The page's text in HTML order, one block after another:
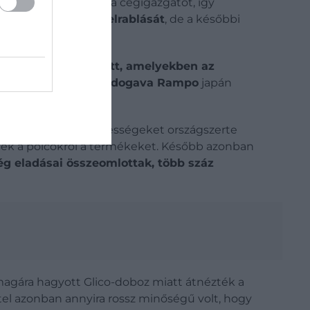
e meg saját elrablását, de a későbbi
leveleket kapott, amelyekben az
Edogava Rampo japán
, és az édességeket országszerte
a polcokról a termékeket. Később azonban
eladásai összeomlottak, több száz
hagyott Glico-doboz miatt átnézték a
azonban annyira rossz minőségű volt, hogy